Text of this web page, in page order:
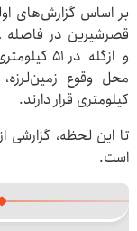
بر اساس گزارش‌های
و ازگله
کیلومتری قرار دارند.
تا این لحظه، گزارشی
است.